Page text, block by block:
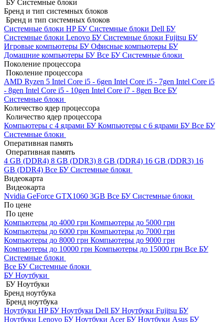
БУ Системные блоки
Бренд и тип системных блоков
Бренд и тип системных блоков
Системные блоки HP БУСистемные блоки Dell БУ
Системные блоки Lenovo БУСистемные блоки Fujitsu БУ
Игровые компьютеры БУОфисные компьютеры БУ
Домашние компьютеры БУВсе БУ Системные блоки
Поколение процессора
Поколение процессора
AMD Ryzen 5 Intel Core i5 - 6gen Intel Core i5 - 7gen Intel Core i5
- 8gen Intel Core i5 - 10gen Intel Core i7 - 8gen Все БУ
Системные блоки
Количество ядер процессора
Количество ядер процессора
Компьютеры с 4 ядрами БУКомпьютеры с 6 ядрами БУВсе БУ
Системные блоки
Оперативная память
Оперативная память
4 GB (DDR4) 8 GB (DDR3) 8 GB (DDR4) 16 GB (DDR3) 16
GB (DDR4) Все БУ Системные блоки
Видеокарта
Видеокарта
Nvidia GeForce GTX1060 3GB Все БУ Системные блоки
По цене
По цене
Компьютеры до 4000 грн Компьютеры до 5000 грн
Компьютеры до 6000 грн Компьютеры до 7000 грн
Компьютеры до 8000 грн Компьютеры до 9000 грн
Компьютеры до 10000 грн Компьютеры до 15000 грн Все БУ
Системные блоки
Все БУ Системные блоки
БУ Ноутбуки
БУ Ноутбуки
Бренд ноутбука
Бренд ноутбука
Ноутбуки HP БУНоутбуки Dell БУНоутбуки Fujitsu БУ
Ноутбуки Lenovo БУНоутбуки Acer БУНоутбуки Asus БУ